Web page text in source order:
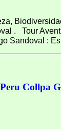
. Tour
Sandoval :
Collpa